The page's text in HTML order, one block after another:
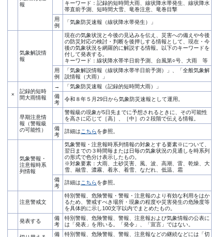
報
キーワード：記録的短時間大雨、線状降水帯発生、線状降水
帯直前予測、短時間大雪、竜巻注意、竜巻目撃
用
例
「気象防災速報（線状降水帯発生）」
気象解説情
報
現在の気象状況と今後の見込みを伝え、災害への備えや今後
の防災対応の検討・判断を後押しする情報として、現在・今
後の気象状況を網羅的に解説する情報。以下のキーワードを
付して発表する。
キーワード：線状降水帯半日前予測、台風第○号、大雨 等
用
例
「気象解説情報（線状降水帯半日前予測）」、「全般気象解
説情報（大雨）」
×
記録的短時
間大雨情報
→
「気象防災速報（記録的短時間大雨）」
備
考
令和８年５月29日から気象防災速報として運用。
早期注意情
報（警報級
の可能性）
警報級の現象が5日先までに予想されるときに、その可能性
を高さに応じて［高］、［中］の２段階で伝える情報。
備
考
詳細は こちらを参照。
気象警報・
注意報時系
列情報
気象警報・注意報時系列情報の対象とする要素※について、
翌日までの３時間毎または日毎の気象状況の見通しを時系列
の形式で色分け表示したもの。
※対象要素：大雨、土砂災害、風、波、高潮、雷、乾燥、大
雪、融雪、濃霧、着氷、着雪、なだれ、低温、霜
備
考
詳細は こちらを参照。
注意警戒文
特別警報、危険警報・警報・注意報のより有効な利用をはか
るため、警戒すべき場所・現象の程度や災害発生の危険度等
を具体的に示し100文字以内でまとめたもの。
発表する
備
考
特別警報、危険警報、警報、注意報および気象情報の公表に
は「発表」を用いる。「発令」、「宣言」ではない。
備
特別警報、危険警報、警報、注意報などの継続などには「切